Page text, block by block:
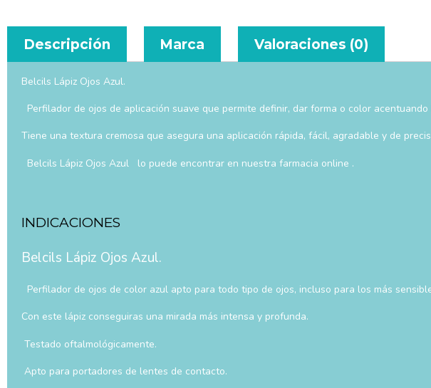
Descripción Marca Valoraciones (0)
Belcils Lápiz Ojos Azul.
Perfilador de ojos de aplicación suave que permite definir, dar forma o color
Tiene una textura cremosa que asegura una aplicación rápida, fácil, agradable y de
Belcils Lápiz Ojos Azul lo puede encontrar en nuestra farmacia online .
INDICACIONES
Belcils Lápiz Ojos Azul.
Perfilador de ojos de color azul apto para todo tipo de ojos, incluso para los más
Con este lápiz conseguiras una mirada más intensa y profunda.
Testado oftalmológicamente.
Apto para portadores de lentes de contacto.